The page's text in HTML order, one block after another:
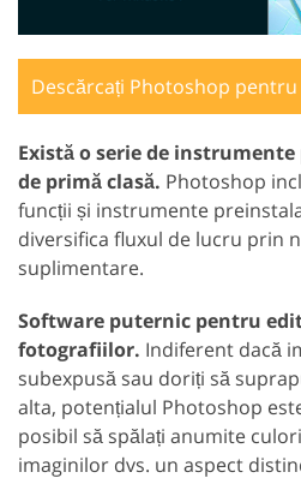
Descărcați Photoshop
Există o serie de
de primă clasă. Photoshop
funcții și instrumente
diversifica fluxul de lucru prin
suplimentare.
Software puternic pentru
fotografiilor. Indiferent dacă
subexpusă sau doriți să
alta, potențialul Photoshop
posibil să spălați anumite
imaginilor dvs. un aspect